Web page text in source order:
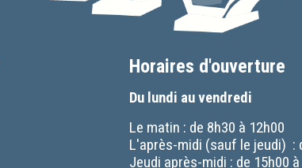
Horaires d'ouverture
Du lundi au vendredi
Le matin : de 8h30 à 12h00
L'après-midi (sauf le jeudi) :
Jeudi après-midi : de 15h00